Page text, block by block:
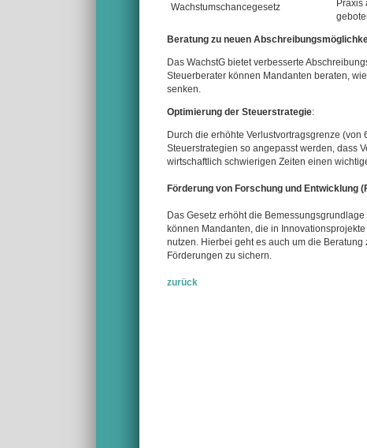
Praxis
Beratung zu neuen
Das WachstG bietet verbesserte
Steuerberater können Mandanten beraten,
senken.
Optimierung der Steuerstrategie:
Durch die erhöhte Verlustvortragsgrenze
Steuerstrategien so angepasst werden, dass
wirtschaftlich schwierigen Zeiten einen
Förderung von Forschung und Entwicklung
Das Gesetz erhöht die
können Mandanten, die in
nutzen. Hierbei geht es auch um die
Förderungen zu sichern.
zurück